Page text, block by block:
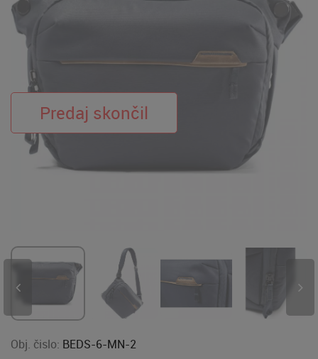
Obj. čislo: BEDS-6-MN-2